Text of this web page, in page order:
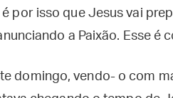
por isso que Jesus vai
a Paixão. Esse é
domingo, vendo- o com